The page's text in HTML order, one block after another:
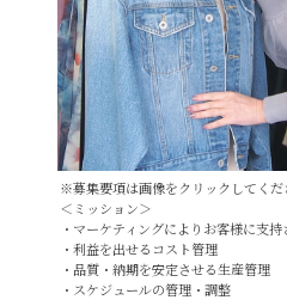
※募集要項は画像をクリックしてくだ
＜ミッション＞
・マーケティングによりお客様に支
・利益を出せるコスト管理
・品質・納期を安定させる生産管理
・スケジュールの管理・調整